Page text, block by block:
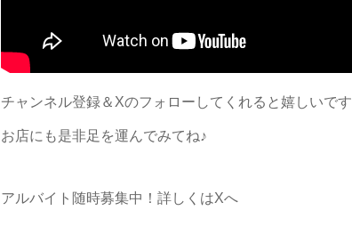
チャンネル登録＆Xのフォローしてくれると嬉しいです
お店にも是非足を運んでみてね♪
アルバイト随時募集中！詳しくはXへ